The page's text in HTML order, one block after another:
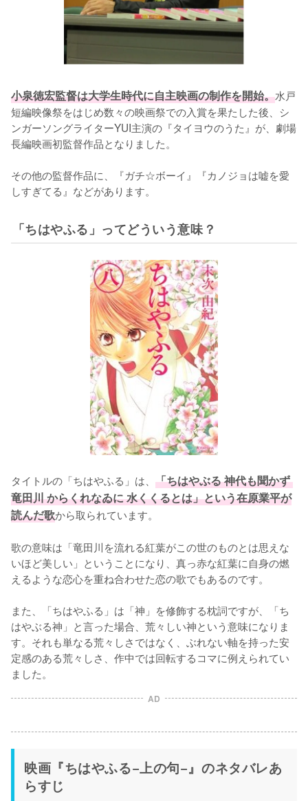
小泉徳宏監督は大学生時代に自主映画の制作を開始。水戸
短編映像祭をはじめ数々の映画祭での入賞を果たした後、シ
ンガーソングライターYUI主演の『タイヨウのうた』が、劇場
長編映画初監督作品となりました。
その他の監督作品に、『ガチ☆ボーイ』『カノジョは嘘を愛
しすぎてる』などがあります。
「ちはやふる」ってどういう意味？
タイトルの「ちはやふる」は、 「ちはやぶる 神代も聞かず
竜田川 からくれなゐに 水くくるとは」という在原業平が
読んだ歌から取られています。
歌の意味は「竜田川を流れる紅葉がこの世のものとは思えな
いほど美しい」ということになり、真っ赤な紅葉に自身の燃
えるような恋心を重ね合わせた恋の歌でもあるのです。
また、「ちはやふる」は「神」を修飾する枕詞ですが、「ち
はやぶる神」と言った場合、荒々しい神という意味になりま
す。それも単なる荒々しさではなく、ぶれない軸を持った安
定感のある荒々しさ、作中では回転するコマに例えられてい
ました。
AD
映画『ちはやふる−上の句−』のネタバレあ
らすじ